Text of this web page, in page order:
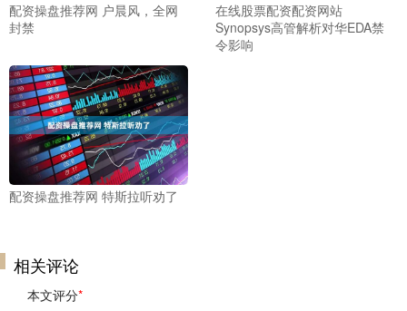
配资操盘推荐网 户晨风，全网
封禁
在线股票配资配资网站
Synopsys高管解析对华EDA禁
令影响
配资操盘推荐网 特斯拉听劝了
相关评论
本文评分*